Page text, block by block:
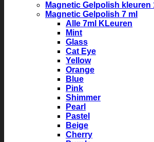
Magnetic Gelpolish kleuren
Magnetic Gelpolish 7 ml
Alle 7ml KLeuren
Mint
Glass
Cat Eye
Yellow
Orange
Blue
Pink
Shimmer
Pearl
Pastel
Beige
Cherry